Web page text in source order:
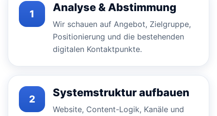
1
Analyse & Abstimmung
Wir schauen auf Angebot, Zielgruppe,
Positionierung und die bestehenden
digitalen Kontaktpunkte.
2
Systemstruktur aufbauen
Website, Content-Logik, Kanäle und